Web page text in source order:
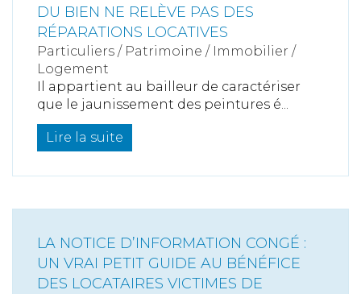
DU BIEN NE RELÈVE PAS DES
RÉPARATIONS LOCATIVES
Particuliers / Patrimoine / Immobilier /
Logement
Il appartient au bailleur de caractériser
que le jaunissement des peintures é...
Lire la suite
LA NOTICE D’INFORMATION CONGÉ :
UN VRAI PETIT GUIDE AU BÉNÉFICE
DES LOCATAIRES VICTIMES DE